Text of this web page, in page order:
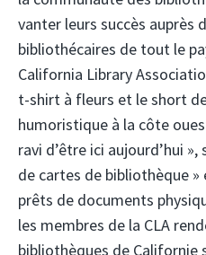
vanter leurs succès auprès
bibliothécaires de tout le
California Library
t-shirt à fleurs et le short
humoristique à la côte
ravi d’être ici aujourd’hui
de cartes de bibliothèque »
prêts de documents
les membres de la CLA
bibliothèques de Californie